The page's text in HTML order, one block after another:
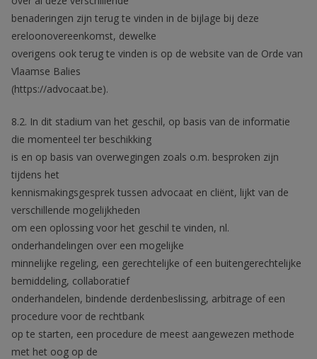
benaderingen zijn terug te vinden in de bijlage bij deze
ereloonovereenkomst, dewelke
overigens ook terug te vinden is op de website van de Orde van
Vlaamse Balies
(https://advocaat.be).
8.2. In dit stadium van het geschil, op basis van de informatie
die momenteel ter beschikking
is en op basis van overwegingen zoals o.m. besproken zijn
tijdens het
kennismakingsgesprek tussen advocaat en cliënt, lijkt van de
verschillende mogelijkheden
om een oplossing voor het geschil te vinden, nl.
onderhandelingen over een mogelijke
minnelijke regeling, een gerechtelijke of een buitengerechtelijke
bemiddeling, collaboratief
onderhandelen, bindende derdenbeslissing, arbitrage of een
procedure voor de rechtbank
op te starten, een procedure de meest aangewezen methode
met het oog op de